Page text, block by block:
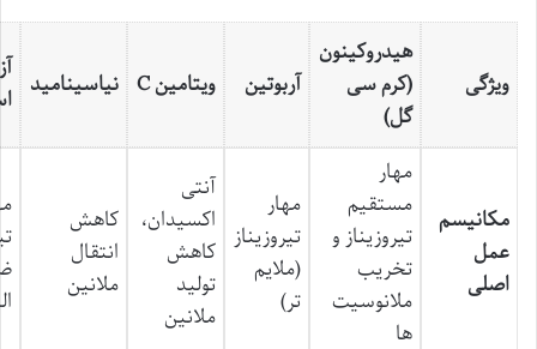
ویژگی
هیدروکینون
(کرم سی
گل)
آربوتین ویتامین C نیاسینامید
مکانیسم
عمل
اصلی
مهار
مستقیم
تیروزیناز و
تخریب
ملانوسیت
ها
مهار
تیروزیناز
(ملایم
تر)
آنتی
اکسیدان،
کاهش
تولید
ملانین
کاهش
انتقال
ملانین